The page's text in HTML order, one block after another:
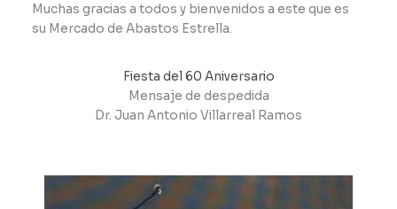
Muchas gracias a todos y bienvenidos a este que es
su Mercado de Abastos Estrella.
Fiesta del 60 Aniversario
Mensaje de despedida
Dr. Juan Antonio Villarreal Ramos